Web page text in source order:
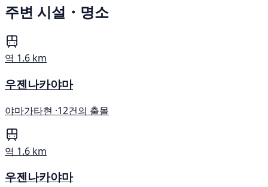
주변 시설・명소
역 1.6 km
우젠나카야마
야마가타현 ·12건의 출몰
역 1.6 km
우젠나카야마